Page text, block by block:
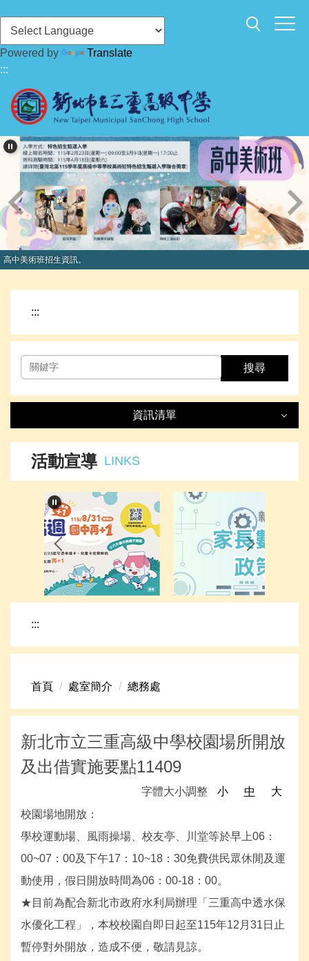
到
主
要
內
容
區
Powered by
Translate
:::
高中美術班招生資訊。
:::
搜尋
資訊清單
資訊清單 LIST
最新消息
處室簡介
榮譽事項
下載專區
網路資源
新生專區
學校組織
活動宣導 LINKS
:::
首頁 處室簡介 總務處
新北市立三重高級中學校園場所開放
及出借實施要點11409
字體大小調整 小 中
大
校園場地開放：
學校運動場、風雨操場、校友亭、川堂等於早上06：
00~07：00及下午17：10~18：30免費供民眾休閒及運
動使用，假日開放時間為06：00-18：00。
★目前為配合新北市政府水利局辦理「三重高中透水保
水優化工程」，本校校園自即日起至115年12月31日止
暫停對外開放，造成不便，敬請見諒。